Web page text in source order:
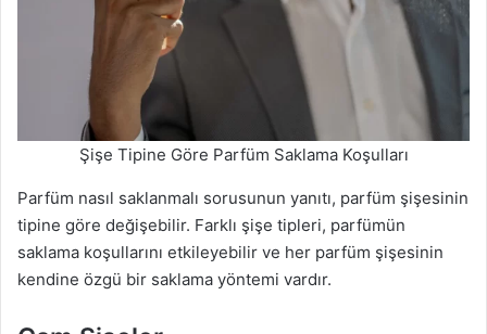
Şişe Tipine Göre Parfüm Saklama Koşulları
Parfüm nasıl saklanmalı sorusunun yanıtı, parfüm şişesinin
tipine göre değişebilir. Farklı şişe tipleri, parfümün
saklama koşullarını etkileyebilir ve her parfüm şişesinin
kendine özgü bir saklama yöntemi vardır.